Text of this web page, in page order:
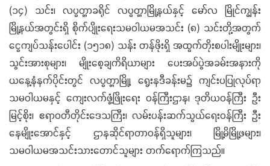
(၁၄) သင်း၊ လပွတ္တာခရိုင် လပွတ္တာမြို့နယ်နှင့် မော်လ မြိုင်ကျွန်း
မြို့နယ်အတွင်းရှိ စိုက်ပျိုးရေးသမဝါယမအသင်း (၈) သင်းတို့အတွက်
ငွေကျပ်သန်းပေါင်း (၁၅၁၈) သန်း တန်ဖိုးရှိ အထွက်တိုးစပါးမျိုးများ၊
သွင်းအားစုများ၊ မျိုးစေ့ချကိရိယာများ ပေးအပ်ပွဲအခမ်းအနားကို
ယနေ့နံနက်ပိုင်းတွင် လပွတ္တာမြို့၊ ရွေးနဒီခန်းမ၌ ကျင်းပပြုလုပ်ရာ
သမဝါယမနှင့် ကျေးလက်ဖွံ့ဖြိုးရေး ဝန်ကြီးဌာန၊ ဒုတိယဝန်ကြီး ဦး
မြင့်စိုး၊ ဧရာဝတီတိုင်းဒေသကြီး၊ လမ်းပန်းဆက်သွယ်ရေးဝန်ကြီး ဦး
နေမျိုးအောင်နှင့် ဌာနဆိုင်ရာတာဝန်ရှိသူများ၊ မြို့မိမြို့ဖများ၊
သမဝါယမအသင်းသားတောင်သူများ တက်ရောက်ကြသည်။